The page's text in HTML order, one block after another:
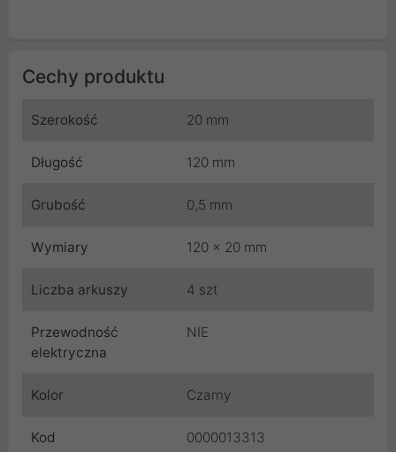
Cechy produktu
Szerokość 20 mm
Długość 120 mm
Grubość 0,5 mm
Wymiary 120 x 20 mm
Liczba arkuszy 4 szt
Przewodność
elektryczna
NIE
Kolor Czarny
Kod 0000013313